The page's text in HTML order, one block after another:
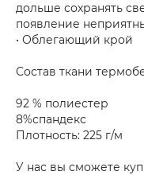
дольше сохранять
появление
• Облегающий крой
Состав ткани
92 % полиестер
8%спандекс
Плотность: 225 г/м
У нас вы сможете